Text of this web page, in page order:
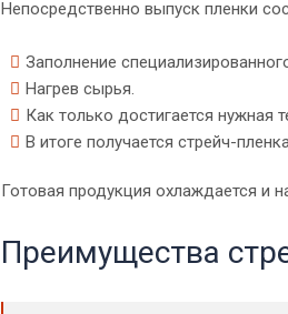
Непосредственно выпуск пленки
Заполнение
Нагрев сырья.
Как только достигается нужная
В итоге получается стрейч-
Готовая продукция охлаждается и
Преимущества